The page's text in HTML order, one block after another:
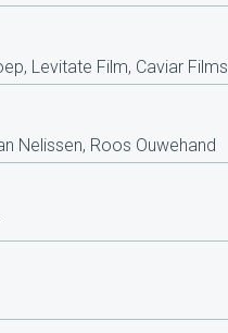
Levitate Film, Caviar Films
Nelissen, Roos Ouwehand